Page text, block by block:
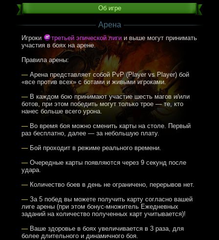
Об игре
Арена
Игроки третьей эпической лигии выше могут принимать
участия в боях на арене.
Правила арены:
— Арена представляет собой PvP (Player vs Player) бой
«все против всех» с ботами и живыми игроками.
— В каждом бою принимают участие шесть магов и/или
ботов, при этом победить могут только трое — те, кто
нанес больше всего урона.
— Во время боя можно сменить карты на столе. Первый
раз бесплатно, далее — за небольшую плату.
— Бой проходит в режиме реального времени.
— Очередные карты появляются через 9 секунд после
удара.
— Количество боев в день не ограничено, перерывов нет.
— За 5 побед вы можете получить карту согласно вашей
лиге арены (при этом бонус-множитель Ежедневных
заданий на количество полученных карт учитывается)!
— Ваше здоровье в боях увеличивается в 3 раза, для
более длительного и динамичного боя.